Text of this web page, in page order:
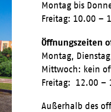
Montag bis
Freitag: 10.00 –
Öffnungszeiten
Montag,
Mittwoch: kein
Freitag: 12.00 –
Außerhalb des